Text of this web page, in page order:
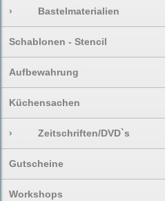
› Bastelmaterialien
Schablonen - Stencil
Aufbewahrung
Küchensachen
› Zeitschriften/DVD`s
Gutscheine
Workshops